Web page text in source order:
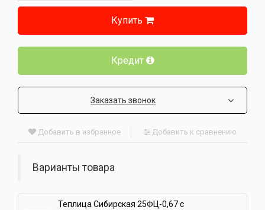
Купить
Кредит
Заказать звонок
Добавить в избранное Добавить к сравнению
Варианты товара
Теплица Сибирская 25ФЦ-0,67 с